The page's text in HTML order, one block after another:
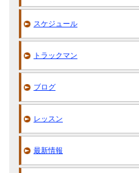
スケジュール
トラックマン
ブログ
レッスン
最新情報